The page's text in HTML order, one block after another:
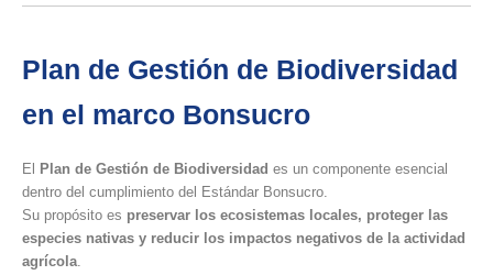
Plan de Gestión de Biodiversidad
en el marco Bonsucro
El Plan de Gestión de Biodiversidad es un componente esencial
dentro del cumplimiento del Estándar Bonsucro.
Su propósito es preservar los ecosistemas locales, proteger las
especies nativas y reducir los impactos negativos de la actividad
agrícola